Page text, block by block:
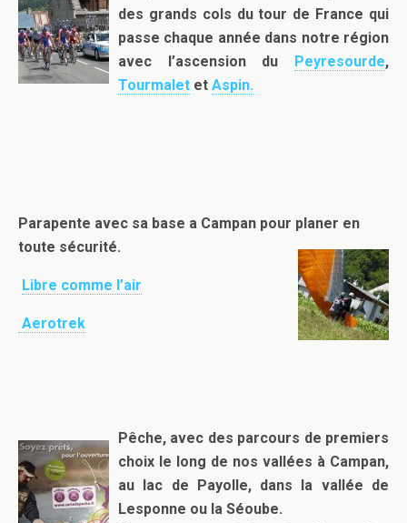
des grands cols du tour de France qui
passe chaque année dans notre région
avec l’ascension du Peyresourde,
Tourmalet et Aspin.
Parapente avec sa base a Campan pour planer en
toute sécurité.
Libre comme l’air
Aerotrek
Pêche, avec des parcours de premiers
choix le long de nos vallées à Campan,
au lac de Payolle, dans la vallée de
Lesponne ou la Séoube.